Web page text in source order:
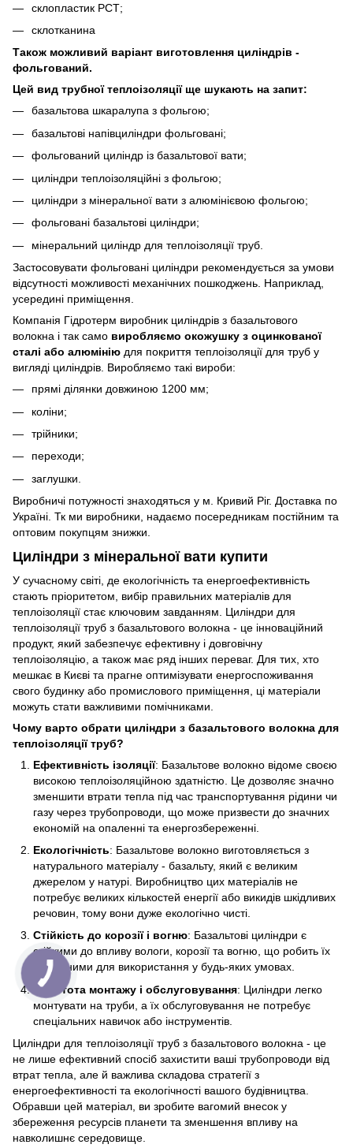
склопластик РСТ;
склотканина
Також можливий варіант виготовлення циліндрів -
фольгований.
Цей вид трубної теплоізоляції ще шукають на запит:
базальтова шкаралупа з фольгою;
базальтові напівциліндри фольговані;
фольгований циліндр із базальтової вати;
циліндри теплоізоляційні з фольгою;
циліндри з мінеральної вати з алюмінієвою фольгою;
фольговані базальтові циліндри;
мінеральний циліндр для теплоізоляції труб.
Застосовувати фольговані циліндри рекомендується за умови
відсутності можливості механічних пошкоджень. Наприклад,
усередині приміщення.
Компанія Гідротерм виробник циліндрів з базальтового
волокна і так само виробляємо окожушку з оцинкованої
сталі або алюмінію для покриття теплоізоляції для труб у
вигляді циліндрів. Виробляємо такі вироби:
прямі ділянки довжиною 1200 мм;
коліни;
трійники;
переходи;
заглушки.
Виробничі потужності знаходяться у м. Кривий Ріг. Доставка по
Україні. Тк ми виробники, надаємо посередникам постійним та
оптовим покупцям знижки.
Циліндри з мінеральної вати купити
У сучасному світі, де екологічність та енергоефективність
стають пріоритетом, вибір правильних матеріалів для
теплоізоляції стає ключовим завданням. Циліндри для
теплоізоляції труб з базальтового волокна - це інноваційний
продукт, який забезпечує ефективну і довговічну
теплоізоляцію, а також має ряд інших переваг. Для тих, хто
мешкає в Києві та прагне оптимізувати енергоспоживання
свого будинку або промислового приміщення, ці матеріали
можуть стати важливими помічниками.
Чому варто обрати циліндри з базальтового волокна для
теплоізоляції труб?
Ефективність ізоляції: Базальтове волокно відоме своєю
високою теплоізоляційною здатністю. Це дозволяє значно
зменшити втрати тепла під час транспортування рідини чи
газу через трубопроводи, що може призвести до значних
економій на опаленні та енергозбереженні.
Екологічність: Базальтове волокно виготовляється з
натурального матеріалу - базальту, який є великим
джерелом у натурі. Виробництво цих матеріалів не
потребує великих кількостей енергії або викидів шкідливих
речовин, тому вони дуже екологічно чисті.
Стійкість до корозії і вогню: Базальтові циліндри є
стійкими до впливу вологи, корозії та вогню, що робить їх
ідеальними для використання у будь-яких умовах.
Простота монтажу і обслуговування: Циліндри легко
монтувати на труби, а їх обслуговування не потребує
спеціальних навичок або інструментів.
Циліндри для теплоізоляції труб з базальтового волокна - це
не лише ефективний спосіб захистити ваші трубопроводи від
втрат тепла, але й важлива складова стратегії з
енергоефективності та екологічності вашого будівництва.
Обравши цей матеріал, ви зробите вагомий внесок у
збереження ресурсів планети та зменшення впливу на
навколишнє середовище.